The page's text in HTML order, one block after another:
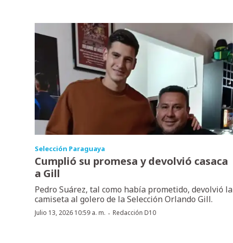
Selección Paraguaya
Cumplió su promesa y devolvió casaca
a Gill
Pedro Suárez, tal como había prometido, devolvió la
camiseta al golero de la Selección Orlando Gill.
Julio 13, 2026 10:59 a. m. · Redacción D10